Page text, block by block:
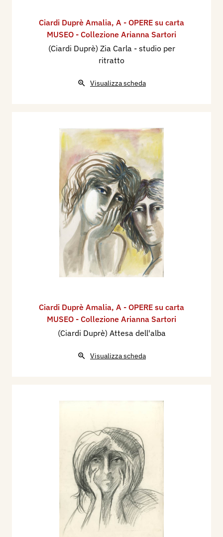
Ciardi Duprè Amalia, A - OPERE su carta
MUSEO - Collezione Arianna Sartori
(Ciardi Duprè) Zia Carla - studio per
ritratto
Visualizza scheda
Ciardi Duprè Amalia, A - OPERE su carta
MUSEO - Collezione Arianna Sartori
(Ciardi Duprè) Attesa dell'alba
Visualizza scheda